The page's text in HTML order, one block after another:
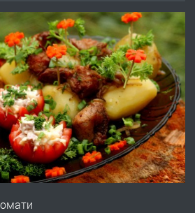
В ЦЕНТЪРА НА ГР.
преди 3 дни
гараж под наем
преди 3 дни
Магазин/Офис под наем в кв.
градина!